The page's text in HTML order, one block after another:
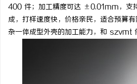
400 件；加工精度可达 ±0.01mm，支
成，打样速度快，价格亲民，适合预算
杂一体成型外壳的加工能力，和 szvmt